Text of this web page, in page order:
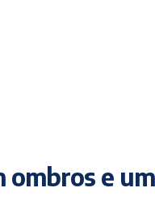
ombros e um